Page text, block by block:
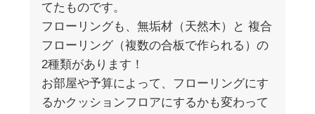
てたものです。
フローリングも、無垢材（天然木）と 複合
フローリング（複数の合板で作られる）の
2種類があります！
お部屋や予算によって、フローリングにす
るかクッションフロアにするかも変わって